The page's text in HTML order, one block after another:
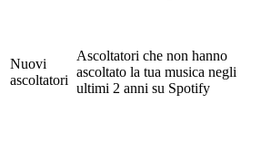
Nuovi
ascoltatori
Ascoltatori che non hanno
ascoltato la tua musica negli
ultimi 2 anni su Spotify